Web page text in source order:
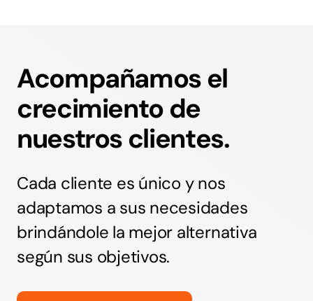
Acompañamos el
crecimiento de
nuestros clientes.
Cada cliente es único y nos
adaptamos a sus necesidades
brindándole la mejor alternativa
según sus objetivos.